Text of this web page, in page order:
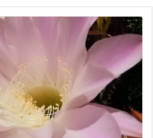

次へ

検索